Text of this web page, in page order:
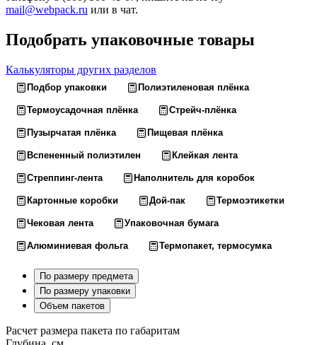
mail@webpack.ru или в чат.
Подобрать упаковочные товары
Калькуляторы других разделов
Подбор упаковки Полиэтиленовая плёнка
Термоусадочная плёнка Стрейч-плёнка
Пузырчатая плёнка Пищевая плёнка
Вспененный полиэтилен Клейкая лента
Стреппинг-лента Наполнитель для коробок
Картонные коробки Дой-пак Термоэтикетки
Чековая лента Упаковочная бумага
Алюминиевая фольга Термопакет, термосумка
По размеру предмета
По размеру упаковки
Объем пакетов
Расчет размера пакета по габаритам